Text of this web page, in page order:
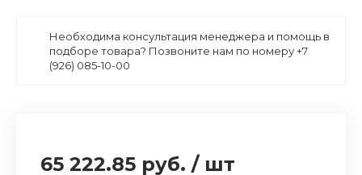
Необходима консультация менеджера и помощь в
подборе товара? Позвоните нам по номеру +7
(926) 085-10-00
65 222.85 руб. / шт